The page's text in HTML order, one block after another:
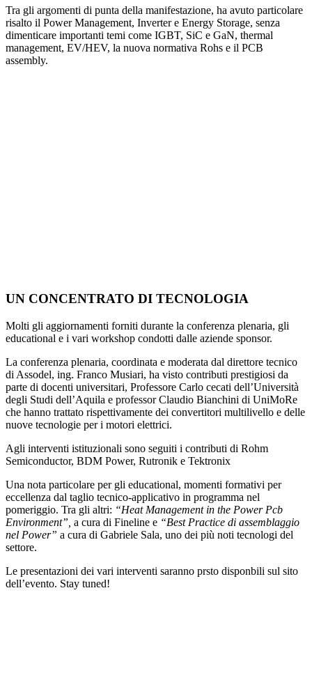
Tra gli argomenti di punta della manifestazione, ha avuto particolare
risalto il Power Management, Inverter e Energy Storage, senza
dimenticare importanti temi come IGBT, SiC e GaN, thermal
management, EV/HEV, la nuova normativa Rohs e il PCB
assembly.
UN CONCENTRATO DI TECNOLOGIA
Molti gli aggiornamenti forniti durante la conferenza plenaria, gli
educational e i vari workshop condotti dalle aziende sponsor.
La conferenza plenaria, coordinata e moderata dal direttore tecnico
di Assodel, ing. Franco Musiari, ha visto contributi prestigiosi da
parte di docenti universitari, Professore Carlo cecati dell’Università
degli Studi dell’Aquila e professor Claudio Bianchini di UniMoRe
che hanno trattato rispettivamente dei convertitori multilivello e delle
nuove tecnologie per i motori elettrici.
Agli interventi istituzionali sono seguiti i contributi di Rohm
Semiconductor, BDM Power, Rutronik e Tektronix
Una nota particolare per gli educational, momenti formativi per
eccellenza dal taglio tecnico-applicativo in programma nel
pomeriggio. Tra gli altri: “Heat Management in the Power Pcb
Environment”, a cura di Fineline e “Best Practice di assemblaggio
nel Power” a cura di Gabriele Sala, uno dei più noti tecnologi del
settore.
Le presentazioni dei vari interventi saranno prsto disponbili sul sito
dell’evento. Stay tuned!